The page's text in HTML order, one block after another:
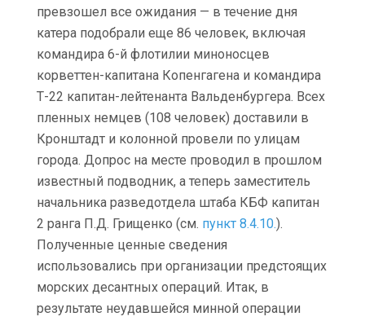
превзошел все ожидания — в течение дня
катера подобрали еще 86 человек, включая
командира 6-й флотилии миноносцев
корветтен-капитана Копенгагена и командира
Т-22 капитан-лейтенанта Вальденбургера. Всех
пленных немцев (108 человек) доставили в
Кронштадт и колонной провели по улицам
города. Допрос на месте проводил в прошлом
известный подводник, а теперь заместитель
начальника разведотдела штаба КБФ капитан
2 ранга П.Д. Грищенко (см. пункт 8.4.10.).
Полученные ценные сведения
использовались при организации предстоящих
морских десантных операций. Итак, в
результате неудавшейся минной операции